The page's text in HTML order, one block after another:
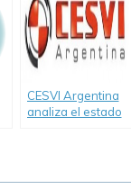
CESVI Argentina
analiza el estado